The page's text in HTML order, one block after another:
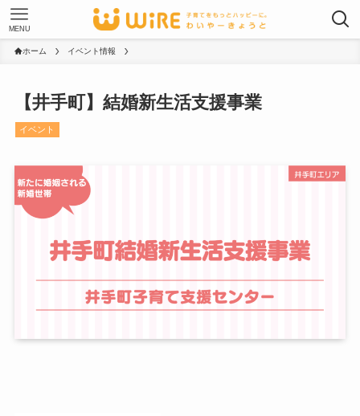
MENU
ホーム イベント情報
【井手町】結婚新生活支援事業
イベント